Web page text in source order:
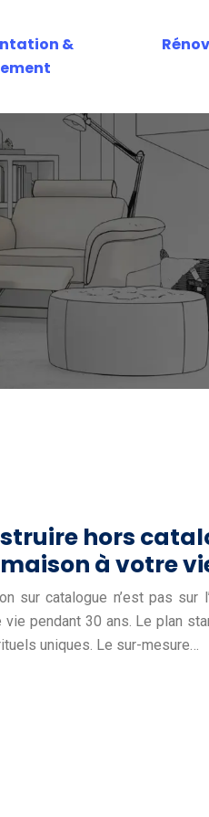
&
hors
à votre
sur catalogue n’est pas
pendant 30 ans. Le plan
uniques. Le sur-mesure…